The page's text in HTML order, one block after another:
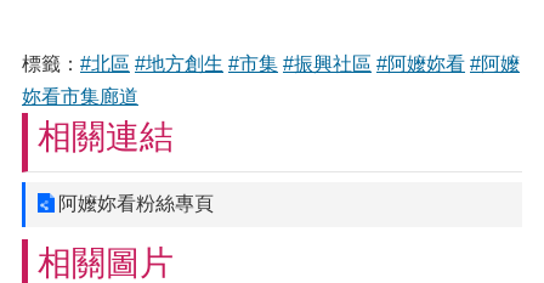
標籤： #北區 #地方創生 #市集 #振興社區 #阿嬤妳看 #阿嬤
妳看市集廊道
相關連結
阿嬤妳看粉絲專頁
相關圖片